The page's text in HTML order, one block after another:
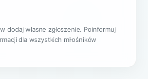
dodaj własne zgłoszenie. Poinformuj
dla wszystkich miłośników